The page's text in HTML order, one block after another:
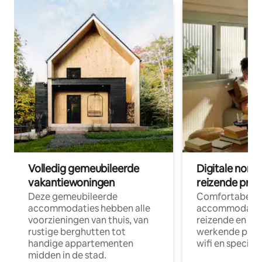
Volledig gemeubileerde
vakantiewoningen
Deze gemeubileerde
accommodaties hebben alle
voorzieningen van thuis, van
rustige berghutten tot
handige appartementen
midden in de stad.
Digitale
reizende
Comfortabele
reizende en
werkende
wifi en